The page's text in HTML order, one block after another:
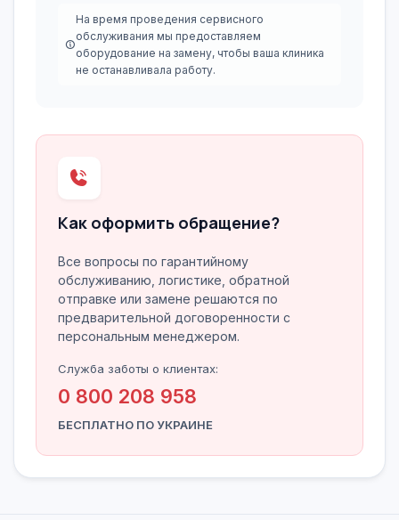
На время проведения сервисного
обслуживания мы предоставляем
оборудование на замену, чтобы ваша клиника
не останавливала работу.
Как оформить обращение?
Все вопросы по гарантийному
обслуживанию, логистике, обратной
отправке или замене решаются по
предварительной договоренности с
персональным менеджером.
Служба заботы о клиентах:
0 800 208 958
БЕСПЛАТНО ПО УКРАИНЕ